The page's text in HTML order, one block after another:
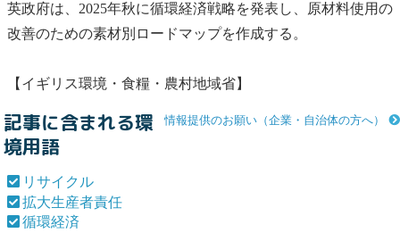
英政府は、2025年秋に循環経済戦略を発表し、原材料使用の
改善のための素材別ロードマップを作成する。
【イギリス環境・食糧・農村地域省】
情報提供のお願い（企業・自治体の方へ）
記事に含まれる環
境用語
リサイクル
拡大生産者責任
循環経済